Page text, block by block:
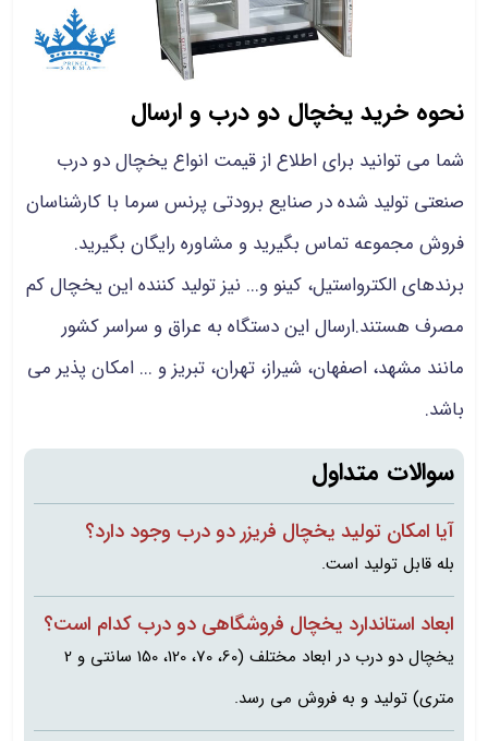
نحوه خرید یخچال دو درب و ارسال
شما می توانید برای اطلاع از قیمت انواع یخچال دو درب
صنعتی تولید شده در صنایع برودتی پرنس سرما با کارشناسان
فروش مجموعه تماس بگیرید و مشاوره رایگان بگیرید.
برندهای الکترواستیل، کینو و... نیز تولید کننده این یخچال کم
مصرف هستند.ارسال این دستگاه به عراق و سراسر کشور
مانند مشهد، اصفهان، شیراز، تهران، تبریز و ... امکان پذیر می
باشد.
سوالات متداول
آیا امکان تولید یخچال فریزر دو درب وجود دارد؟
بله قابل تولید است.
ابعاد استاندارد یخچال فروشگاهی دو درب کدام است؟
یخچال دو درب در ابعاد مختلف (60، 70، 120، 150 سانتی و 2
متری) تولید و به فروش می رسد.